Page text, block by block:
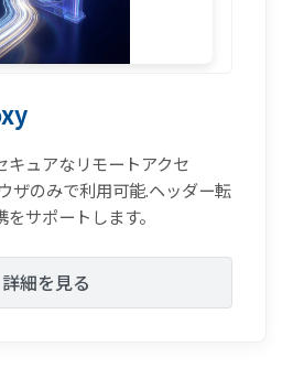
キュアなリモートアクセ
ザのみで利用可能.ヘッダー転
サポートします。
詳細を見る